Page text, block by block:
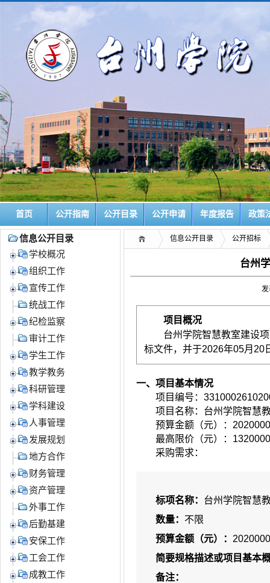
首页 公开指南 公开目录 公开申请 年度报告 政策
信息公开目录
学校概况
组织工作
宣传工作
统战工作
纪检监察
审计工作
学生工作
教学教务
科研管理
学科建设
人事管理
发展规划
地方合作
财务管理
资产管理
外事工作
后勤基建
安保工作
工会工作
成教工作
信息公开目录 公开招标
台州
项目概况
台州学院智慧教室建设
标文件，并于2026年05月20
一、项目基本情况
项目编号：
项目名称： 台州学院智慧
预算金额（元）： 2020000
最高限价（元）： 1320000
采购需求：
标项名称： 台州学院智慧
数量： 不限
预算金额（元）： 2020000
简要规格描述或项目基本
备注：